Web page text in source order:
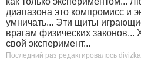
диапазона это компромисс и
умничать... Эти щиты
врагам физических
свой эксперимент...
Последний раз редактировалось